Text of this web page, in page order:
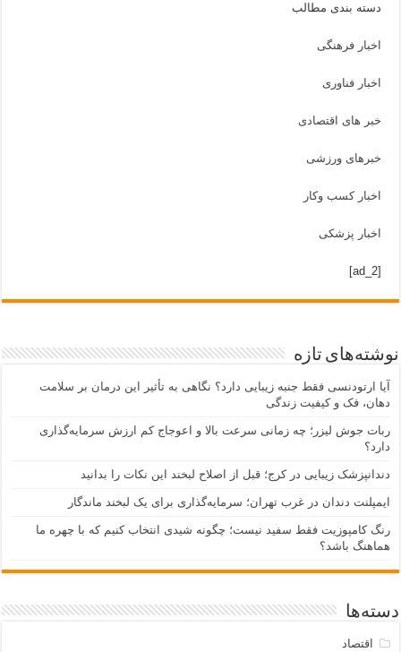
دسته بندی مطالب
اخبار فرهنگی
اخبار فناوری
خبر های اقتصادی
خبرهای ورزشی
اخبار کسب وکار
اخبار پزشکی
[ad_2]
نوشته‌های تازه
آیا ارتودنسی فقط جنبه زیبایی دارد؟ نگاهی به تأثیر این درمان بر سلامت
دهان، فک و کیفیت زندگی
ربات جوش لیزر؛ چه زمانی سرعت بالا و اعوجاج کم ارزش سرمایه‌گذاری
دارد؟
دندانپزشک زیبایی در کرج؛ قبل از اصلاح لبخند این نکات را بدانید
ایمپلنت دندان در غرب تهران؛ سرمایه‌گذاری برای یک لبخند ماندگار
رنگ کامپوزیت فقط سفید نیست؛ چگونه شیدی انتخاب کنیم که با چهره ما
هماهنگ باشد؟
دسته‌ها
اقتصاد